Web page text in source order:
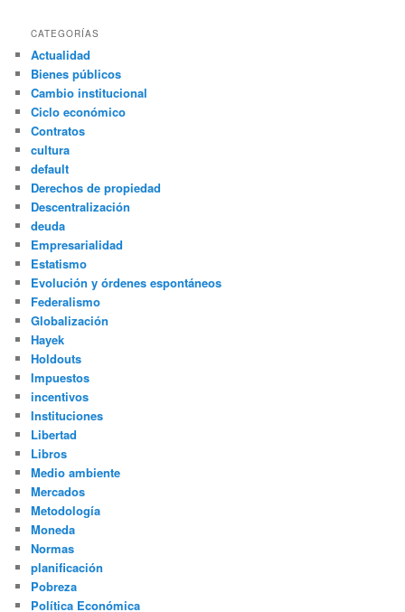
CATEGORÍAS
Actualidad
Bienes públicos
Cambio institucional
Ciclo económico
Contratos
cultura
default
Derechos de propiedad
Descentralización
deuda
Empresarialidad
Estatismo
Evolución y órdenes espontáneos
Federalismo
Globalización
Hayek
Holdouts
Impuestos
incentivos
Instituciones
Libertad
Libros
Medio ambiente
Mercados
Metodología
Moneda
Normas
planificación
Pobreza
Política Económica